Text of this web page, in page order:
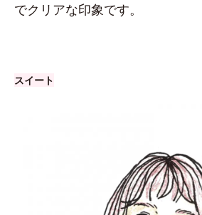
でクリアな印象です。
スイート